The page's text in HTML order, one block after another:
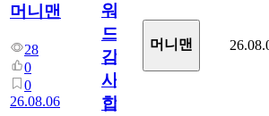
머니맨
28
0
0
26.08.06
워
드
감
사
합
머니맨